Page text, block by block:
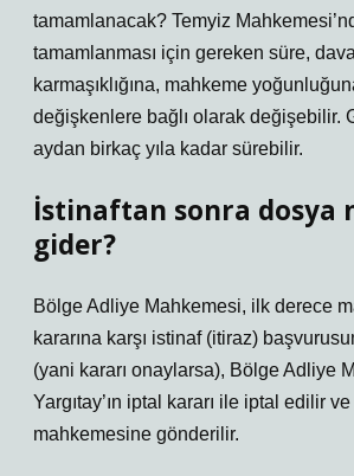
tamamlanacak? Temyiz
tamamlanması için gereken süre,
karmaşıklığına, mahkeme
değişkenlere bağlı olarak değişebilir.
aydan birkaç yıla kadar sürebilir.
İstinaftan sonra dosya
gider?
Bölge Adliye Mahkemesi, ilk derece
kararına karşı istinaf (itiraz)
(yani kararı onaylarsa), Bölge Adliye
Yargıtay’ın iptal kararı ile iptal edilir
mahkemesine gönderilir.